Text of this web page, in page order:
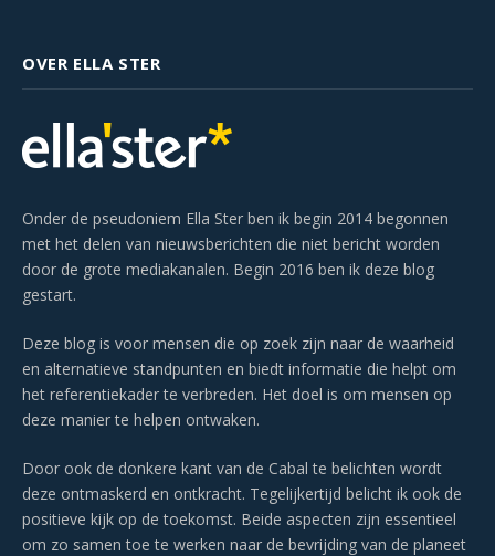
OVER ELLA STER
Onder de pseudoniem Ella Ster ben ik begin 2014 begonnen
met het delen van nieuwsberichten die niet bericht worden
door de grote mediakanalen. Begin 2016 ben ik deze blog
gestart.
Deze blog is voor mensen die op zoek zijn naar de waarheid
en alternatieve standpunten en biedt informatie die helpt om
het referentiekader te verbreden. Het doel is om mensen op
deze manier te helpen ontwaken.
Door ook de donkere kant van de Cabal te belichten wordt
deze ontmaskerd en ontkracht. Tegelijkertijd belicht ik ook de
positieve kijk op de toekomst. Beide aspecten zijn essentieel
om zo samen toe te werken naar de bevrijding van de planeet